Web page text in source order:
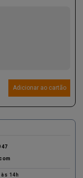
Adicionar ao cartão
14h